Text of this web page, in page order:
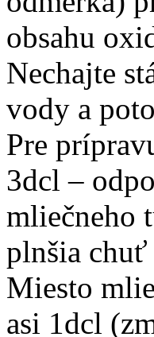
obsahu
Nechajte
vody a
Pre
3dcl –
mliečneho
plnšia chuť
Miesto
asi 1dcl